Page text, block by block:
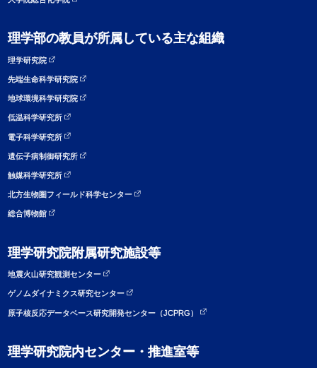
理学部の教員が所属している主な組織
理学研究院
先端生命科学研究院
地球環境科学研究院
低温科学研究所
電子科学研究所
遺伝子病制御研究所
触媒科学研究所
北方生物圏フィールド科学センター
総合博物館
理学研究院附属研究施設等
地震火山研究観測センター
ゲノムダイナミクス研究センター
原子核反応データベース研究開発センター（JCPRG）
理学研究院内センター・推進室等